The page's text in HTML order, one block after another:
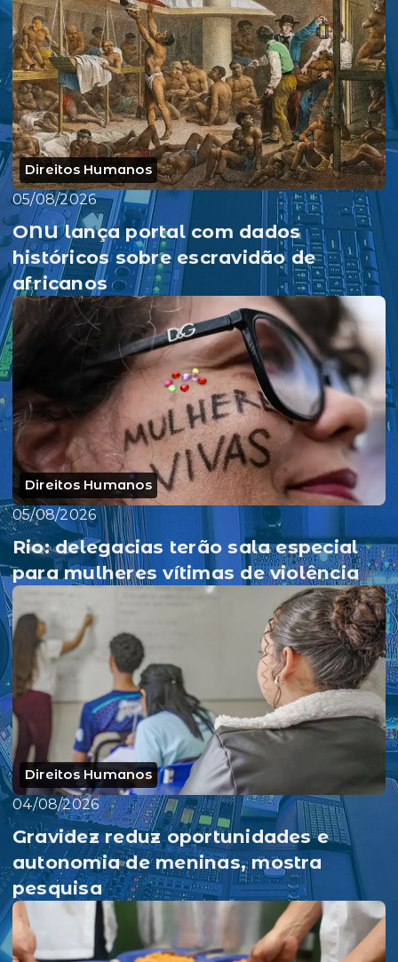
Direitos Humanos
05/08/2026
ONU lança portal com dados
históricos sobre escravidão de
africanos
Direitos Humanos
05/08/2026
Rio: delegacias terão sala especial
para mulheres vítimas de violência
Direitos Humanos
04/08/2026
Gravidez reduz oportunidades e
autonomia de meninas, mostra
pesquisa